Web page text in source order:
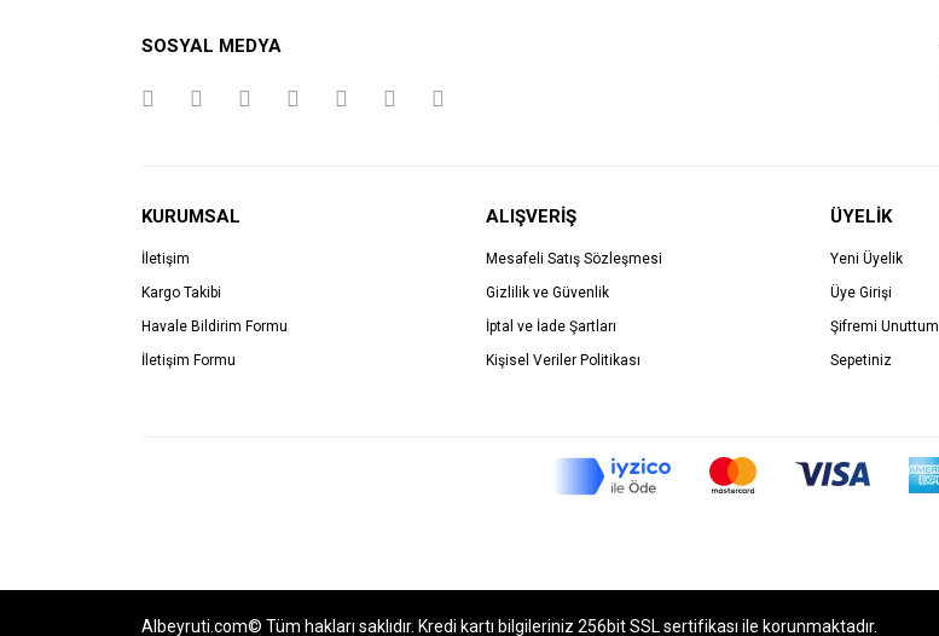
SOSYAL MEDYA
KURUMSAL
İletişim
Kargo Takibi
Havale Bildirim Formu
İletişim Formu
ALIŞVERİŞ
Mesafeli Satış Sözleşmesi
Gizlilik ve Güvenlik
İptal ve İade Şartları
Kişisel Veriler Politikası
ÜYELİK
Yeni Üyelik
Üye Girişi
Şifremi Unuttum
Sepetiniz
Albeyruti.com© Tüm hakları saklıdır. Kredi kartı bilgileriniz 256bit SSL sertifikası ile korunmaktadır.